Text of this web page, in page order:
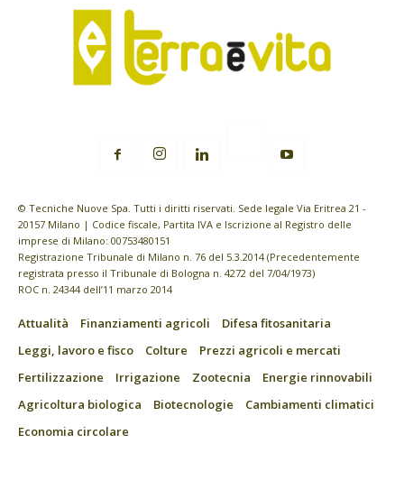
© Tecniche Nuove Spa. Tutti i diritti riservati. Sede legale Via Eritrea 21 -
20157 Milano | Codice fiscale, Partita IVA e Iscrizione al Registro delle
imprese di Milano: 00753480151
Registrazione Tribunale di Milano n. 76 del 5.3.2014 (Precedentemente
registrata presso il Tribunale di Bologna n. 4272 del 7/04/1973)
ROC n. 24344 dell’11 marzo 2014
Attualità Finanziamenti agricoli
Difesa fitosanitaria
Leggi, lavoro e fisco
Colture
Prezzi agricoli e mercati
Fertilizzazione
Irrigazione Zootecnia
Energie rinnovabili
Agricoltura biologica
Biotecnologie
Cambiamenti climatici
Economia circolare